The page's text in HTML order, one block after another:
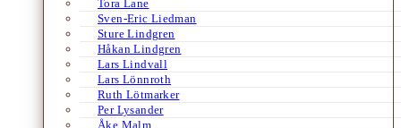
Tora Lane
Sven-Eric Liedman
Sture Lindgren
Håkan Lindgren
Lars Lindvall
Lars Lönnroth
Ruth Lötmarker
Per Lysander
Åke Malm